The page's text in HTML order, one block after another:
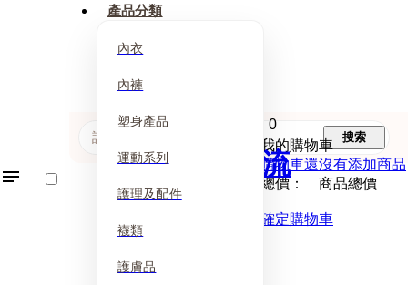
產品分類
內衣
內褲
塑身產品
運動系列
護理及配件
襪類
護膚品
0
我的購物車
購物車還沒有添加商品
總價： 商品總價
確定購物車
搜索